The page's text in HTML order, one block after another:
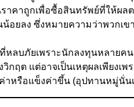
าคาถูกเพื่อซื้อสินทรัพย์ที่ให้ผล
อยลง ซึ่งหมายความว่าพวกเ
ที่หลบภัยเพราะนักลงทุนหลายค
กฤต แต่อาจเป็นเหตุผลเพียงเ
าหรือแข็งค่าขึ้น (อุปทานหมู่นั่น